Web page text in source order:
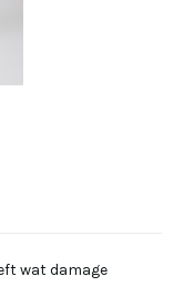
wat damage